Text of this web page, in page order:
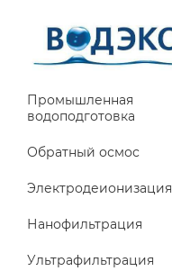
Промышленная
водоподготовка
Обратный осмос
Электродеионизация
Нанофильтрация
Ультрафильтрация